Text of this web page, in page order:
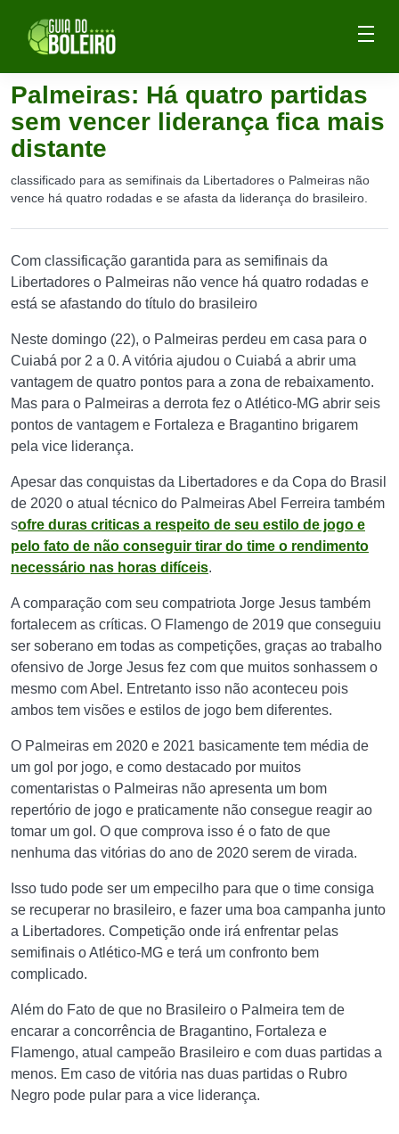
Palmeiras: Há quatro partidas
sem vencer liderança fica mais
distante
classificado para as semifinais da Libertadores o Palmeiras não
vence há quatro rodadas e se afasta da liderança do brasileiro.
Com classificação garantida para as semifinais da
Libertadores o Palmeiras não vence há quatro rodadas e
está se afastando do título do brasileiro
Neste domingo (22), o Palmeiras perdeu em casa para o
Cuiabá por 2 a 0. A vitória ajudou o Cuiabá a abrir uma
vantagem de quatro pontos para a zona de rebaixamento.
Mas para o Palmeiras a derrota fez o Atlético-MG abrir seis
pontos de vantagem e Fortaleza e Bragantino brigarem
pela vice liderança.
Apesar das conquistas da Libertadores e da Copa do Brasil
de 2020 o atual técnico do Palmeiras Abel Ferreira também
sofre duras criticas a respeito de seu estilo de jogo e
pelo fato de não conseguir tirar do time o rendimento
necessário nas horas difíceis.
A comparação com seu compatriota Jorge Jesus também
fortalecem as críticas. O Flamengo de 2019 que conseguiu
ser soberano em todas as competições, graças ao trabalho
ofensivo de Jorge Jesus fez com que muitos sonhassem o
mesmo com Abel. Entretanto isso não aconteceu pois
ambos tem visões e estilos de jogo bem diferentes.
O Palmeiras em 2020 e 2021 basicamente tem média de
um gol por jogo, e como destacado por muitos
comentaristas o Palmeiras não apresenta um bom
repertório de jogo e praticamente não consegue reagir ao
tomar um gol. O que comprova isso é o fato de que
nenhuma das vitórias do ano de 2020 serem de virada.
Isso tudo pode ser um empecilho para que o time consiga
se recuperar no brasileiro, e fazer uma boa campanha junto
a Libertadores. Competição onde irá enfrentar pelas
semifinais o Atlético-MG e terá um confronto bem
complicado.
Além do Fato de que no Brasileiro o Palmeira tem de
encarar a concorrência de Bragantino, Fortaleza e
Flamengo, atual campeão Brasileiro e com duas partidas a
menos. Em caso de vitória nas duas partidas o Rubro
Negro pode pular para a vice liderança.